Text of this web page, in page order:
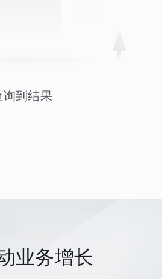
询到结果
业务增长